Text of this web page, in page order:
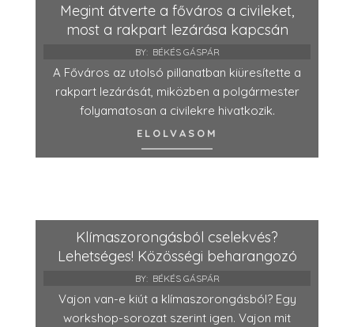
Megint átverte a főváros a civileket,
most a rakpart lezárása kapcsán
BY: BÉKÉS GÁSPÁR
A Főváros az utolsó pillanatban kiüresítette a
rakpart lezárását, miközben a polgármester
folyamatosan a civilekre hivatkozik.
ELOLVASOM
Klímaszorongásból cselekvés?
Lehetséges! Közösségi beharangozó
BY: BÉKÉS GÁSPÁR
Vajon van-e kiút a klímaszorongásból? Egy
workshop-sorozat szerint igen. Vajon mit